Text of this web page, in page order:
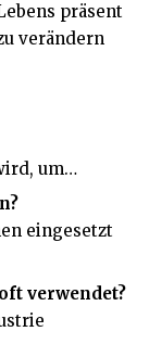
präsent
verändern
um…
eingesetzt
verwendet?